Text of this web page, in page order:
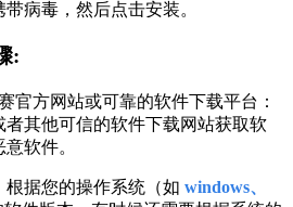
病毒，然后点击安装。
:
官方网站或可靠的软件下载平台：
其他可信的软件下载网站获取软
软件。
据您的操作系统（如 windows、